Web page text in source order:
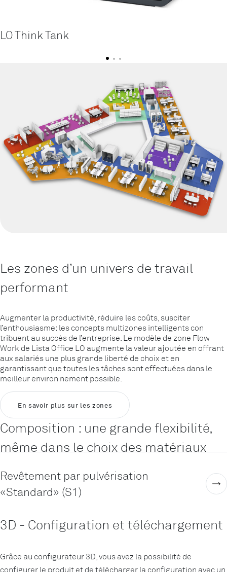
LO Think Tank
Les zones d’un univers de travail
performant
Augmenter la productivité, réduire les coûts, susciter
l’enthousiasme: les concepts multizones intelligents con
tribuent au succès de l’entreprise. Le modèle de zone Flow
Work de Lista Office LO augmente la valeur ajoutée en offrant
aux salariés une plus grande liberté de choix et en
garantissant que toutes les tâches sont effectuées dans le
meilleur environ nement possible.
En savoir plus sur les zones
Composition : une grande flexibilité,
même dans le choix des matériaux
Revêtement par pulvérisation
«Standard» (S1)
3D - Configuration et téléchargement
Grâce au configurateur 3D, vous avez la possibilité de
configurer le produit et de télécharger la configuration avec un